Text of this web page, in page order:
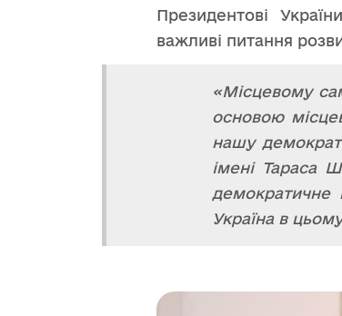
Президентові
важливі питання
«Місцевому
основою
нашу
імені Тараса
демократичне
Україна в